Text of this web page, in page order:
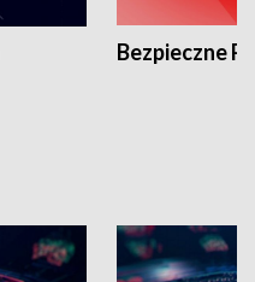
Bezpieczne